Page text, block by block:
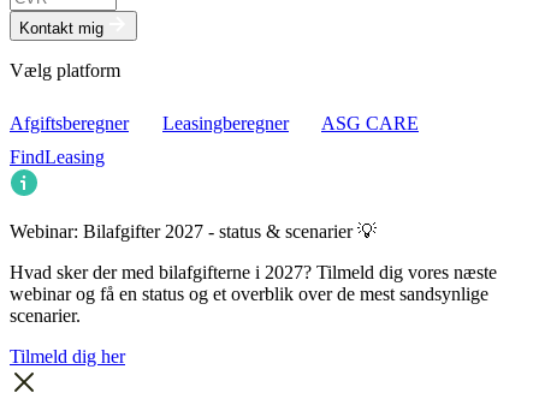
Kontakt mig
Vælg platform
Afgiftsberegner Leasingberegner
ASG CARE
FindLeasing
Webinar: Bilafgifter 2027 - status & scenarier 💡
Hvad sker der med bilafgifterne i 2027? Tilmeld dig vores næste
webinar og få en status og et overblik over de mest sandsynlige
scenarier.
Tilmeld dig her